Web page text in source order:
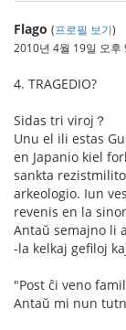
Flago (프로필 보기)
2010년 4월 19일 오후
4. TRAGEDIO?
Sidas tri viroj？
Unu el ili estas
en Japanio kiel
sankta
arkeologio. Iun
revenis en la
Antaŭ semajno li
-la kelkaj gefiloj
"Post ĉi veno
Antaŭ mi nun